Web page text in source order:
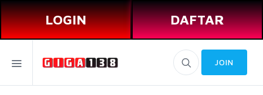
LOGIN DAFTAR
JOIN